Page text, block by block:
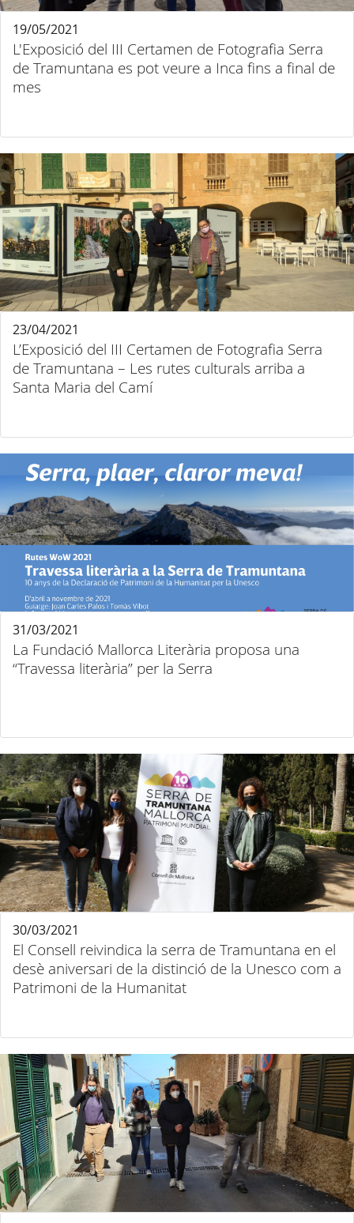
L'Exposició del III Certamen de Fotografia Serra
de Tramuntana es pot veure a Inca fins a final de
mes
19/05/2021
L’Exposició del III Certamen de Fotografia Serra
de Tramuntana – Les rutes culturals arriba a
Santa Maria del Camí
23/04/2021
La Fundació Mallorca Literària proposa una
“Travessa literària” per la Serra
31/03/2021
El Consell reivindica la serra de Tramuntana en el
desè aniversari de la distinció de la Unesco com a
Patrimoni de la Humanitat
30/03/2021